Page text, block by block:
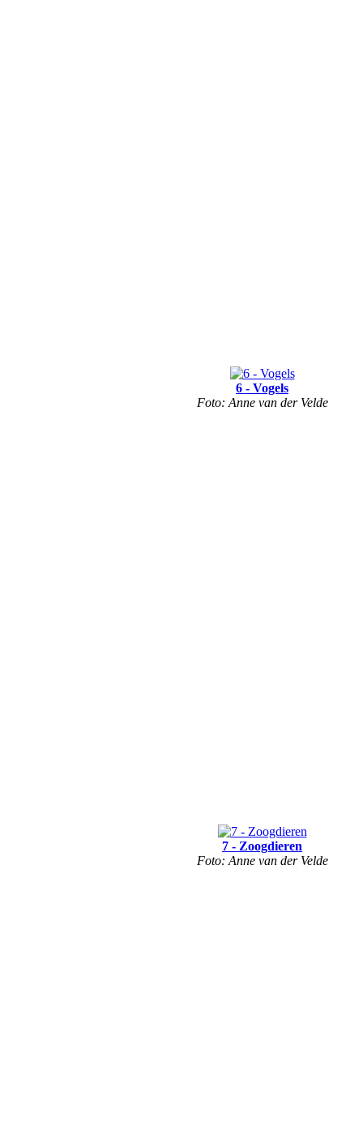
6 - Vogels
Foto: Anne van der Velde
7 - Zoogdieren
Foto: Anne van der Velde